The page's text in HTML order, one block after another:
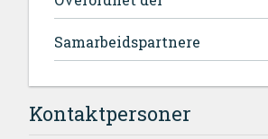
Samarbeidspartnere
Kontaktpersoner